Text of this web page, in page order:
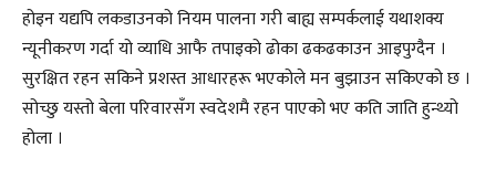
होइन यद्यपि लकडाउनको नियम पालना गरी बाह्य सम्पर्कलाई यथाशक्य
न्यूनीकरण गर्दा यो व्याधि आफै तपाइको ढोका ढकढकाउन आइपुग्दैन ।
सुरक्षित रहन सकिने प्रशस्त आधारहरू भएकोले मन बुझाउन सकिएको छ ।
सोच्छु यस्तो बेला परिवारसँग स्वदेशमै रहन पाएको भए कति जाति हुन्थ्यो
होला ।